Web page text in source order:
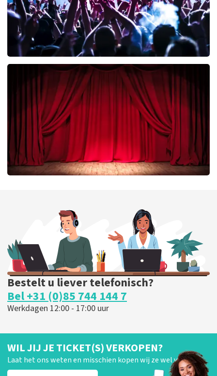
Megadeth
laatste 30 minuten
BESTEL NU
BESTEL NU
Bestelt u liever telefonisch?
Bel +31 (0)85 744 144 7
Werkdagen 12:00 - 17:00 uur
WIL JIJ JE TICKET(S) VERKOPEN?
Laat het ons weten en misschien kopen wij ze wel van je!